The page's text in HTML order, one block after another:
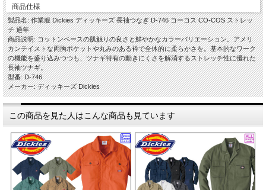
商品仕様
製品名: 作業服 Dickies ディッキーズ 長袖つなぎ D-746 コーコス CO-COS ストレッ
チ 通年
商品説明: コットンベースの肌触りの良さと鮮やかなカラーバリエーション。アメリ
カンテイストな両胸ポケットや丸みのある衿で全体的に柔らかさを。基本的なワーク
の機能を盛り込みつつも、ツナギ特有の動きにくさを解消するストレッチ性に優れた
長袖ツナギ。
型番: D-746
メーカー: ディッキーズ Dickies
この商品を見た人はこんな商品も見ています